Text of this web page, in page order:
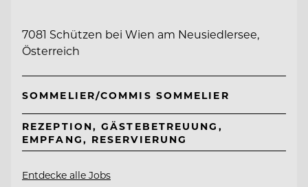
7081 Schützen bei Wien am Neusiedlersee,
Österreich
SOMMELIER/COMMIS SOMMELIER
REZEPTION, GÄSTEBETREUUNG,
EMPFANG, RESERVIERUNG
Entdecke alle Jobs